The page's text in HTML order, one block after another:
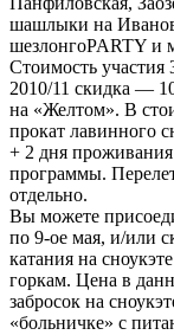
шашлыки на
шезлонгоPARTY и
Стоимость
2010/11 скидка —
на «Желтом». В
прокат лавинного
+ 2 дня
программы.
отдельно.
Вы можете
по 9-ое мая, и/или
катания на
горкам. Цена в
забросок на
«больничке» с